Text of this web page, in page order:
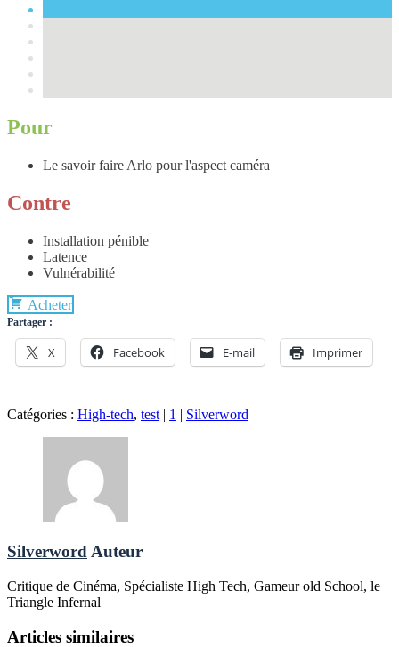
Pour
Le savoir faire Arlo pour l'aspect caméra
Contre
Installation pénible
Latence
Vulnérabilité
Acheter
Partager :
X Facebook E-mail Imprimer
Catégories : High-tech, test | 1 | Silverword
SilverwordAuteur
Critique de Cinéma, Spécialiste High Tech, Gameur old School, le
Triangle Infernal
Articles similaires